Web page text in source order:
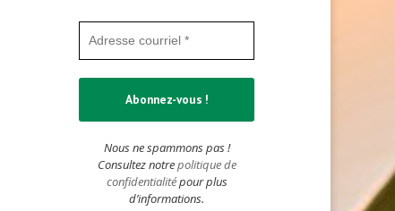
Nous ne spammons pas !
Consultez notrepolitique de
confidentialitépour plus
d’informations.